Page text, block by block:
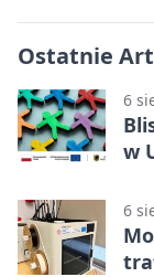
Ostatnie
6
w
6